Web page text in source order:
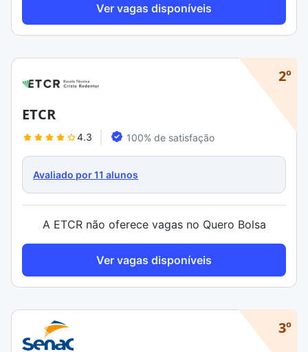
Ver vagas disponíveis
2º
ETCR
4.3 100% de satisfação
Avaliado por 11 alunos
A ETCR não oferece vagas no Quero Bolsa
Ver vagas disponíveis
3º